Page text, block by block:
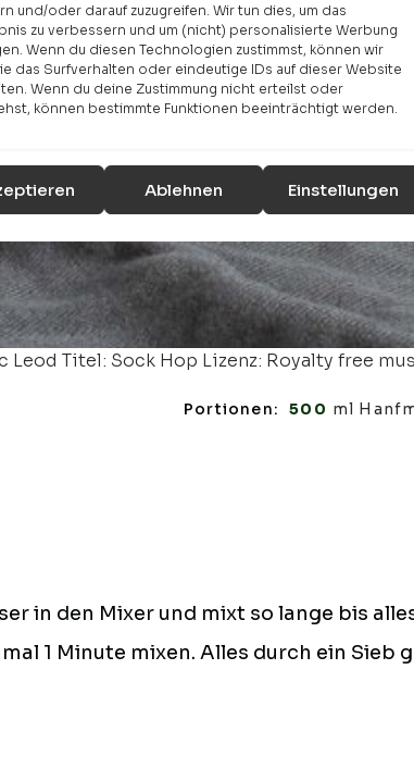
und/oder darauf zuzugreifen. Wir tun dies, um das
zu verbessern und um (nicht) personalisierte Werbung
Wenn du diesen Technologien zustimmst, können wir
das Surfverhalten oder eindeutige IDs auf dieser Website
Wenn du deine Zustimmung nicht erteilst oder
können bestimmte Funktionen beeinträchtigt werden.
Ablehnen Einstellungen
Titel: Sock Hop Lizenz: Royalty free
Portionen: 500 ml
in den Mixer und mixt so lange bis
1 Minute mixen. Alles durch ein Sieb